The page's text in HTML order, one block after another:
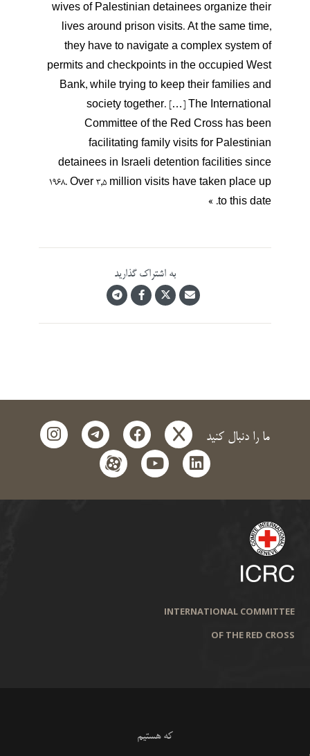
wives of Palestinian detainees organize their
lives around prison visits. At the same time,
they have to navigate a complex system of
permits and checkpoints in the occupied West
Bank, while trying to keep their families and
society together. […] The International
Committee of the Red Cross has been
facilitating family visits for Palestinian
detainees in Israeli detention facilities since
1968. Over 3,5 million visits have taken place up
to this date. »
به اشتراک گذارید
ما را دنبال کنید x
facebook
telegram
instagram
linkedin
youtube
aparat
INTERNATIONAL COMMITTEE
OF THE RED CROSS
که هستیم